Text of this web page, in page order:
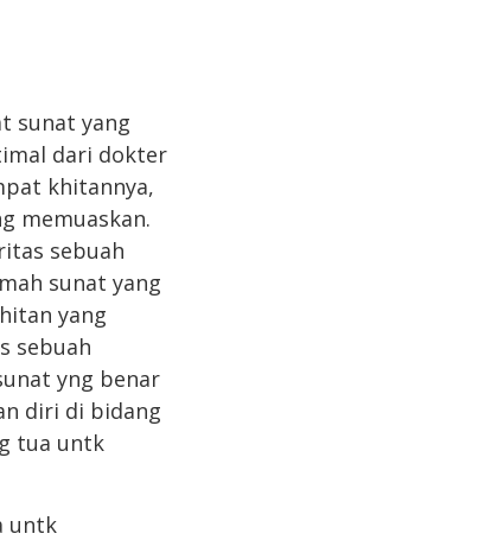
sunat yang
dari dokter
khitannya,
memuaskan.
sebuah
sunat yang
yang
sebuah
yng benar
diri di bidang
tua untk
untk